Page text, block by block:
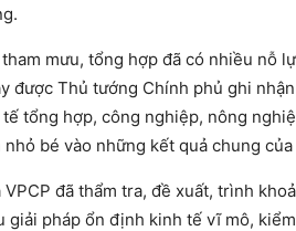
mưu, tổng hợp đã có nhiều nỗ
được Thủ tướng Chính phủ ghi
tổng hợp, công nghiệp, nông
nhỏ bé vào những kết quả chung
VPCP đã thẩm tra, đề xuất, trình
giải pháp ổn định kinh tế vĩ mô,